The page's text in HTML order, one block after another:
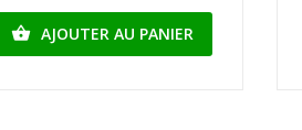
 AJOUTER AU PANIER